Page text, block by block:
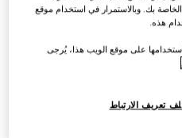
بك. وبالاستمرار في استخدام موقع
هذه.
على موقع الويب هذا، يُرجى
تعريف الارتباط